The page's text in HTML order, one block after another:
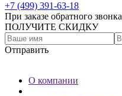
+7 (499) 391-63-18
При заказе обратного звонка
ПОЛУЧИТЕ СКИДКУ
Отправить
О компании